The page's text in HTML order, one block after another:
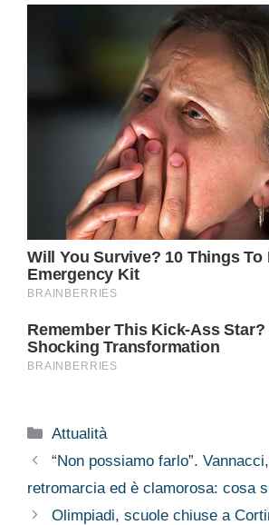
Categorie
Attualità
“Non possiamo farlo”.
retromarcia ed è clamorosa: cosa
Olimpiadi, scuole chiuse a